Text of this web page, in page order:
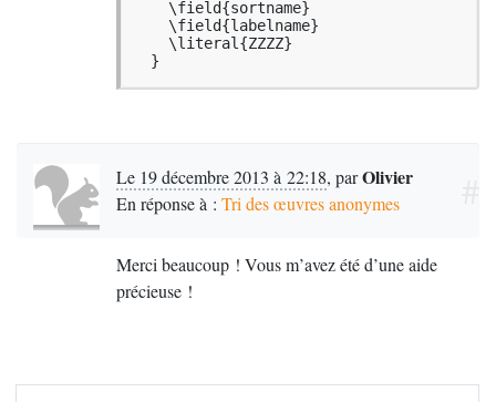
}
Le 19 décembre 2013 à 22:18, parOlivier
En réponse à : Tri des œuvres anonymes
Merci beaucoup ! Vous m’avez été d’une aide
précieuse !